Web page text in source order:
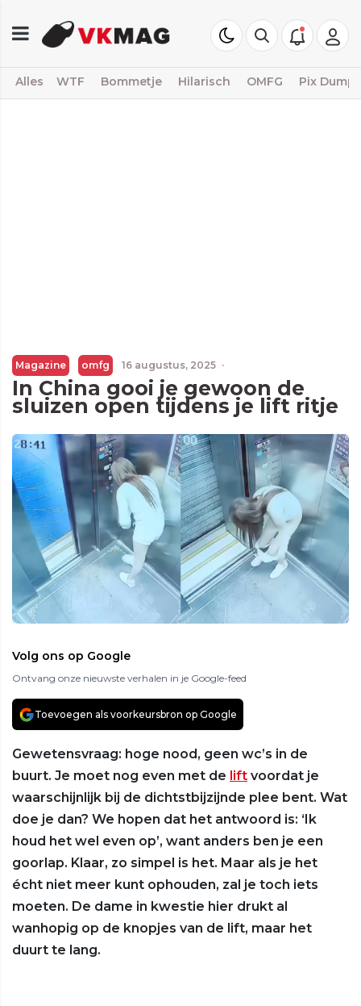
Alles WTF Bommetje Hilarisch OMFG Pix Dump
Magazine omfg 16 augustus, 2025 ·
In China gooi je gewoon de
sluizen open tijdens je lift ritje
Volg ons op Google
Ontvang onze nieuwste verhalen in je Google-feed
Toevoegen als voorkeursbron op Google
Gewetensvraag: hoge nood, geen wc’s in de
buurt. Je moet nog even met de lift voordat je
waarschijnlijk bij de dichtstbijzijnde plee bent. Wat
doe je dan? We hopen dat het antwoord is: ‘Ik
houd het wel even op’, want anders ben je een
goorlap. Klaar, zo simpel is het. Maar als je het
écht niet meer kunt ophouden, zal je toch iets
moeten. De dame in kwestie hier drukt al
wanhopig op de knopjes van de lift, maar het
duurt te lang.